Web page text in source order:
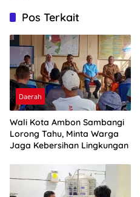
Pos Terkait
Daerah
Wali Kota Ambon Sambangi
Lorong Tahu, Minta Warga
Jaga Kebersihan Lingkungan